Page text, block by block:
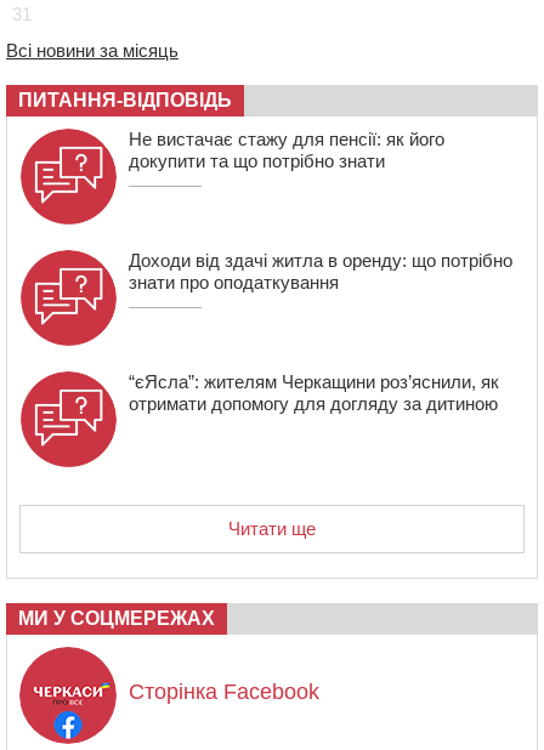
15:05 На Звенигородщині, попри заборону міськради,
14:31 У Каневі аномальна спека призвела до перебоїв у
роботі електромереж та комунальних служб
14:02
На Черкащині намолотили перший мільйон тонн
зерна нового врожаю
31
Всі новини за місяць
ПИТАННЯ-ВІДПОВІДЬ
Не вистачає стажу для пенсії: як його
докупити та що потрібно знати
Доходи від здачі житла в оренду: що потрібно
знати про оподаткування
“єЯсла”: жителям Черкащини роз’яснили, як
отримати допомогу для догляду за дитиною
Читати ще
МИ У СОЦМЕРЕЖАХ
Сторінка Facebook